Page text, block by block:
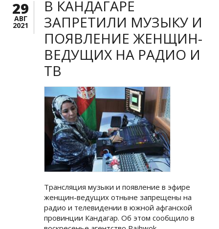
29
АВГ
2021
В КАНДАГАРЕ
ЗАПРЕТИЛИ МУЗЫКУ И
ПОЯВЛЕНИЕ ЖЕНЩИН-
ВЕДУЩИХ НА РАДИО И
ТВ
Трансляция музыки и появление в эфире
женщин-ведущих отныне запрещены на
радио и телевидении в южной афганской
провинции Кандагар. Об этом сообщило в